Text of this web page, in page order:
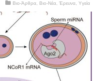
Βιο-Άρθρα Βιο-Νέα Έρευνα Υγεία